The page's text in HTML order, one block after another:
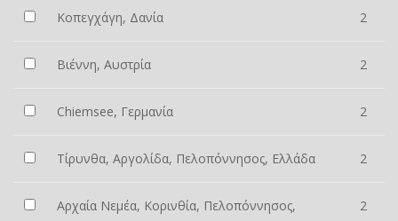
Κοπεγχάγη, Δανία 2
Βιέννη, Αυστρία 2
Chiemsee, Γερμανία 2
Τίρυνθα, Αργολίδα, Πελοπόννησος, Ελλάδα 2
Αρχαία Νεμέα, Κορινθία, Πελοπόννησος,
2